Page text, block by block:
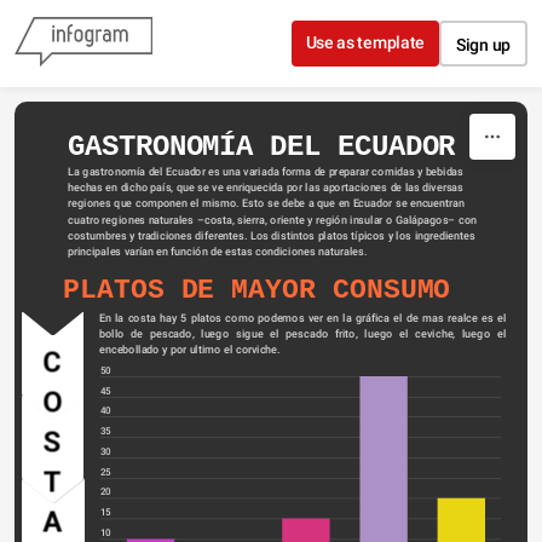
Skip to content
Use as template Sign up
GASTRONOMÍA DEL ECUADOR
La gastronomía del Ecuador es una variada forma de preparar comidas y bebidas
hechas en dicho país, que se ve enriquecida por las aportaciones de las diversas
regiones que componen el mismo. Esto se debe a que en Ecuador se encuentran
cuatro regiones naturales –costa , sierra , oriente y región insular o Galápagos– con
costumbres y tradiciones diferentes. Los distintos platos típicos y los ingredientes
principales varían en función de estas condiciones naturales.
PLATOS DE MAYOR CONSUMO
En la costa hay 5 platos como podemos ver en la gráfica el de mas realce es el
bollo de pescado, luego sigue el pescado frito, luego el ceviche, luego el
encebollado y por ultimo el corviche.
C
O
S
T
A
50
45
40
35
30
25
20
15
10